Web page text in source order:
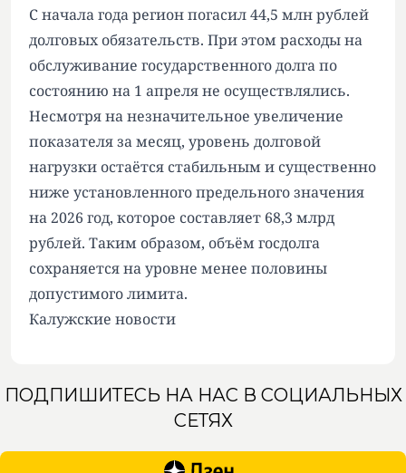
С начала года регион погасил 44,5 млн рублей
долговых обязательств. При этом расходы на
обслуживание государственного долга по
состоянию на 1 апреля не осуществлялись.
Несмотря на незначительное увеличение
показателя за месяц, уровень долговой
нагрузки остаётся стабильным и существенно
ниже установленного предельного значения
на 2026 год, которое составляет 68,3 млрд
рублей. Таким образом, объём госдолга
сохраняется на уровне менее половины
допустимого лимита.
Калужские новости
ПОДПИШИТЕСЬ НА НАС В СОЦИАЛЬНЫХ
СЕТЯХ